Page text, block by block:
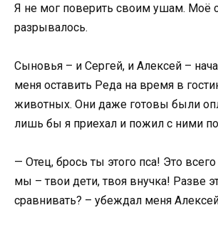
Я не мог поверить своим ушам. Моё
разрывалось.
Сыновья – и Сергей, и Алексей –
меня оставить Реда на время в
животных. Они даже готовы были
лишь бы я приехал и пожил с ними
— Отец, брось ты этого пса! Это
мы – твои дети, твоя внучка! Разве
сравнивать? – убеждал меня